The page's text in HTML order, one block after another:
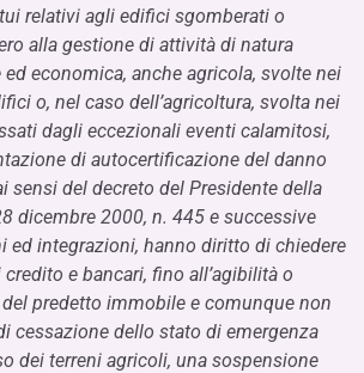
relativi agli edifici sgomberati o
alla gestione di attività di natura
economica, anche agricola, svolte nei
o, nel caso dell’agricoltura, svolta nei
dagli eccezionali eventi calamitosi,
di autocertificazione del danno
sensi del decreto del Presidente della
dicembre 2000, n. 445 e successive
ed integrazioni, hanno diritto di chiedere
e bancari, fino all’agibilità o
del predetto immobile e comunque non
cessazione dello stato di emergenza
dei terreni agricoli, una sospensione